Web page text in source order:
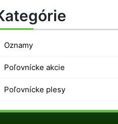
Oznamy
Poľovnícke akcie
Poľovnícke plesy